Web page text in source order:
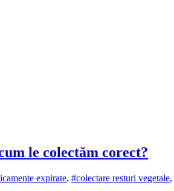
le colectăm corect?
expirate, #colectare resturi vegetale,